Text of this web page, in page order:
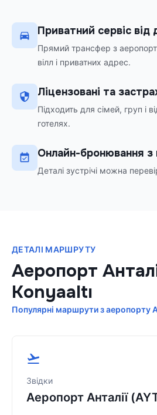
Приватний сервіс
Прямий трансфер з аеропорту
вілл і приватних адрес.
Ліцензовані та
Підходить для сімей, груп і
готелях.
Онлайн-бронювання
Деталі зустрічі можна
ДЕТАЛІ МАРШРУТУ
Аеропорт
Konyaaltı
Популярні маршрути з аеропорту
Звідки
Аеропорт Анталії